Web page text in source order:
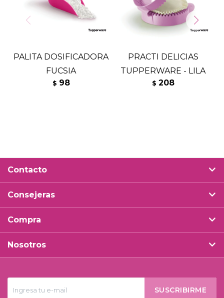
PALITA DOSIFICADORA
FUCSIA
$ 98
PRACTI DELICIAS
TUPPERWARE - LILA
$ 208
SUSCRIBIRME
Contacto
Consejeras
Compra
Nosotros